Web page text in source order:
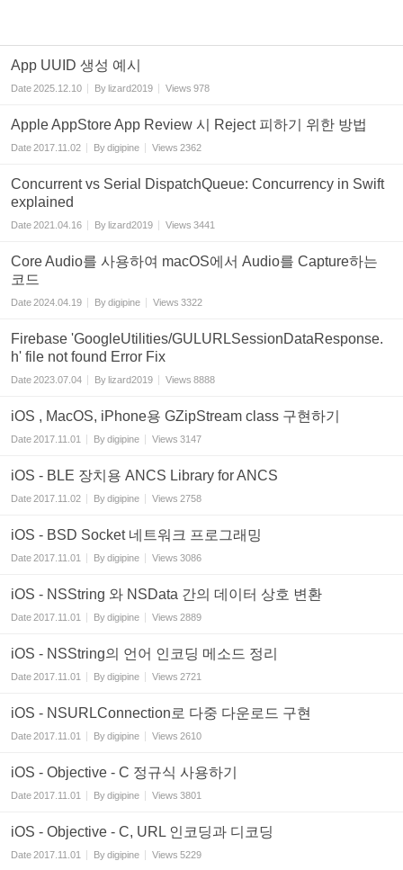
App UUID 생성 예시
Date2025.12.10 Bylizard2019 Views 978
Apple AppStore App Review 시 Reject 피하기 위한 방법
Date2017.11.02 Bydigipine Views 2362
Concurrent vs Serial DispatchQueue: Concurrency in Swift
explained
Date2021.04.16 Bylizard2019 Views 3441
Core Audio를 사용하여 macOS에서 Audio를 Capture하는
코드
Date2024.04.19 Bydigipine Views 3322
Firebase 'GoogleUtilities/GULURLSessionDataResponse.
h' file not found Error Fix
Date2023.07.04 Bylizard2019 Views 8888
iOS , MacOS, iPhone용 GZipStream class 구현하기
Date2017.11.01 Bydigipine Views 3147
iOS - BLE 장치용 ANCS Library for ANCS
Date2017.11.02 Bydigipine Views 2758
iOS - BSD Socket 네트워크 프로그래밍
Date2017.11.01 Bydigipine Views 3086
iOS - NSString 와 NSData 간의 데이터 상호 변환
Date2017.11.01 Bydigipine Views 2889
iOS - NSString의 언어 인코딩 메소드 정리
Date2017.11.01 Bydigipine Views 2721
iOS - NSURLConnection로 다중 다운로드 구현
Date2017.11.01 Bydigipine Views 2610
iOS - Objective - C 정규식 사용하기
Date2017.11.01 Bydigipine Views 3801
iOS - Objective - C, URL 인코딩과 디코딩
Date2017.11.01 Bydigipine Views 5229